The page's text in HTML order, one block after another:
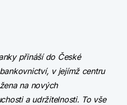
přináší do České
v jejímž centru
na nových
a udržitelnosti. To vše